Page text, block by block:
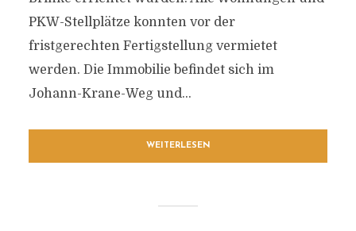
PKW-Stellplätze konnten vor der
fristgerechten Fertigstellung vermietet
werden. Die Immobilie befindet sich im
Johann-Krane-Weg und...
WEITERLESEN